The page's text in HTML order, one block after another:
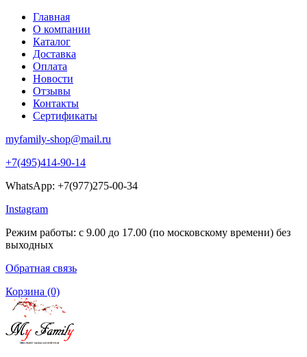
Главная
О компании
Каталог
Доставка
Оплата
Новости
Отзывы
Контакты
Сертификаты
myfamily-shop@mail.ru
+7(495)414-90-14
WhatsApp: +7(977)275-00-34
Instagram
Режим работы: с 9.00 до 17.00 (по московскому времени) без
выходных
Обратная связь
Корзина (0)